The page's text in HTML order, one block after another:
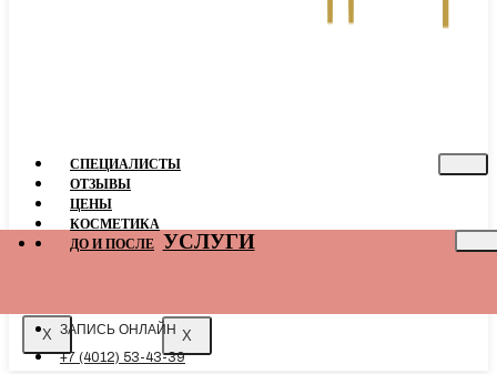
СПЕЦИАЛИСТЫ
ОТЗЫВЫ
ЦEНЫ
КОСМЕТИКА
ДО И ПОСЛЕ
X
УСЛУГИ
X
ЗАПИСЬ ОНЛАЙН
+7 (4012) 53-43-39